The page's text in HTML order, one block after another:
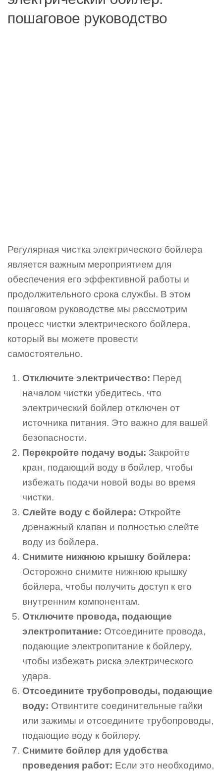
пошаговое руководство
Регулярная чистка электрического бойлера
является важным мероприятием для
обеспечения его эффективной работы и
продолжительного срока службы. В этом
пошаговом руководстве мы рассмотрим
процесс чистки электрического бойлера,
который вы можете провести
самостоятельно.
Отключите электричество: Перед
началом чистки убедитесь, что
электрический бойлер отключен от
источника питания. Это важно для вашей
безопасности.
Перекройте подачу воды: Закройте
кран, подающий воду в бойлер, чтобы
избежать подачи новой воды во время
чистки.
Слейте воду с бойлера: Откройте
дренажный клапан и полностью слейте
воду из бойлера.
Снимите нижнюю крышку бойлера:
Осторожно снимите нижнюю крышку
бойлера, чтобы получить доступ к его
внутренним компонентам.
Отключите провода, подающие
электропитание: Отсоедините провода,
подающие электропитание к бойлеру,
чтобы избежать риска электрического
удара.
Отсоедините трубопроводы, подающие
воду: Отвинтите соединительные гайки
или зажимы и отсоедините трубопроводы,
подающие воду к бойлеру.
Снимите бойлер для удобства
проведения работ: Если это необходимо,